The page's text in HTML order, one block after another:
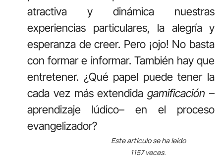
atractiva y dinámica nuestras
experiencias particulares, la alegría y
esperanza de creer. Pero ¡ojo! No basta
con formar e informar. También hay que
entretener. ¿Qué papel puede tener la
cada vez más extendidagamificación –
aprendizaje lúdico– en el proceso
evangelizador?
Este artículo se ha leído
1157 veces.